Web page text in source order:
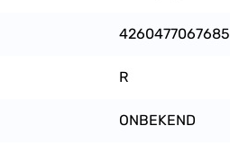
4260477067685
R
ONBEKEND